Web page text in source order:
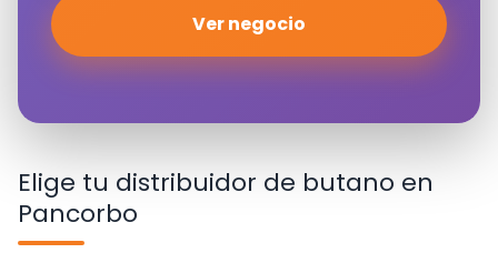
Ver negocio
Elige tu distribuidor de butano en
Pancorbo